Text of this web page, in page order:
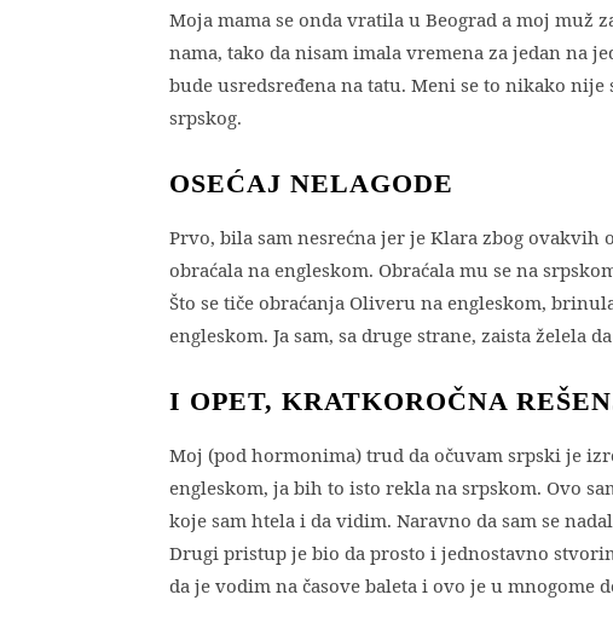
Moja mama se onda vratila u Beograd a moj muž
nama, tako da nisam imala vremena za jedan na
bude usredsređena na tatu. Meni se to nikako
srpskog.
OSEĆAJ NELAGODE
Prvo, bila sam nesrećna jer je Klara zbog
obraćala na engleskom. Obraćala mu se na
Što se tiče obraćanja Oliveru na engleskom,
engleskom. Ja sam, sa druge strane, zaista želela
I OPET, KRATKOROČNA
Moj (pod hormonima) trud da očuvam srpski je
engleskom, ja bih to isto rekla na srpskom. Ovo
koje sam htela i da vidim. Naravno da sam se
Drugi pristup je bio da prosto i jednostavno
da je vodim na časove baleta i ovo je u